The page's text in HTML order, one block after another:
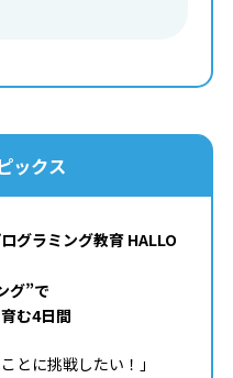
ックス
グラミング教育 HALLO
グ”で
む4日間
とに挑戦したい！」